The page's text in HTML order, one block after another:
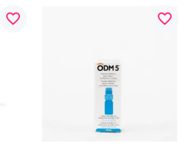
favorite_border favorite_border